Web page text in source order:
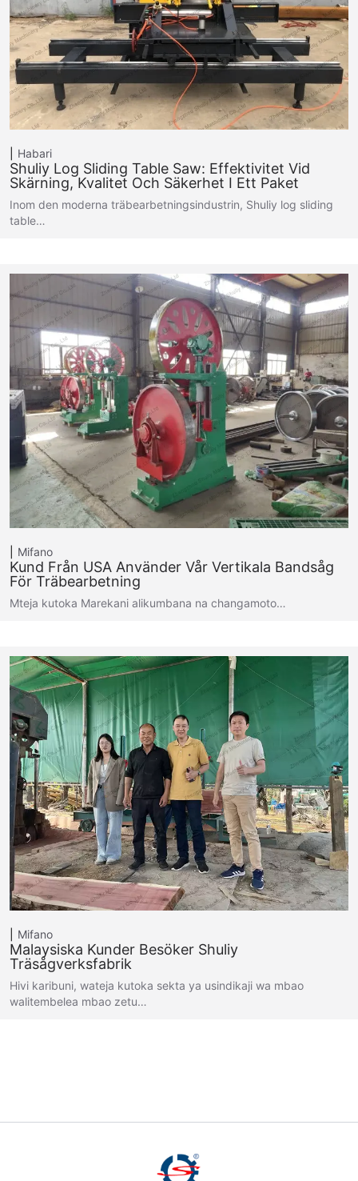
Habari
Shuliy Log Sliding Table Saw: Effektivitet Vid
Skärning, Kvalitet Och Säkerhet I Ett Paket
Inom den moderna träbearbetningsindustrin, Shuliy log sliding
table…
Mifano
Kund Från USA Använder Vår Vertikala Bandsåg
För Träbearbetning
Mteja kutoka Marekani alikumbana na changamoto…
Mifano
Malaysiska Kunder Besöker Shuliy
Träsågverksfabrik
Hivi karibuni, wateja kutoka sekta ya usindikaji wa mbao
walitembelea mbao zetu…